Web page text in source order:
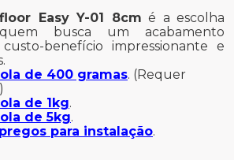
Easy Y-01 8cm é a escolha
busca um acabamento
benefício impressionante e
de 400 gramas. (Requer
de 1kg.
de 5kg.
pregos para instalação.